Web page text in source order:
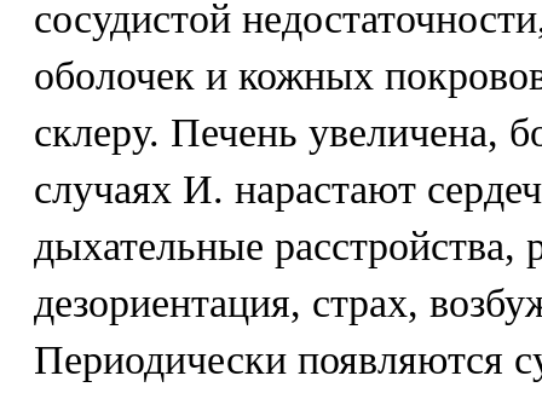
сосудистой
оболочек и кожных
склеру. Печень увеличена,
случаях И. нарастают
дыхательные расстройства,
дезориентация, страх,
Периодически появляются